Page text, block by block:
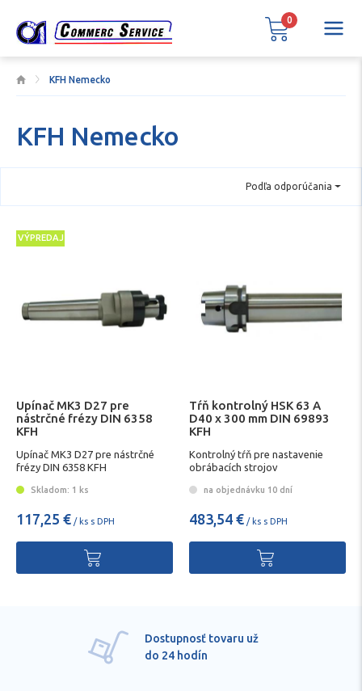
KFH Nemecko
KFH Nemecko
Podľa odporúčania
VÝPREDAJ
Upínač MK3 D27 pre
nástrčné frézy DIN 6358
KFH
Upínač MK3 D27 pre nástrčné
frézy DIN 6358 KFH
Skladom: 1 ks
117,25 € / ks s DPH
Tŕň kontrolný HSK 63 A
D40 x 300 mm DIN 69893
KFH
Kontrolný tŕň pre nastavenie
obrábacích strojov
na objednávku 10 dní
483,54 € / ks s DPH
Dostupnosť tovaru už
do 24 hodín
0